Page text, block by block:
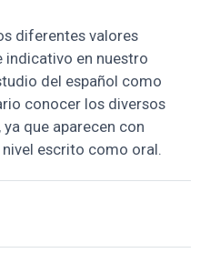
diferentes valores
indicativo en nuestro
del español como
conocer los diversos
que aparecen con
escrito como oral.